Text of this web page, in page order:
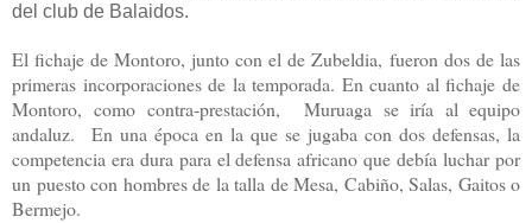
del club de Balaidos.
El fichaje de Montoro, junto con el de Zubeldia, fueron dos de las
primeras incorporaciones de la temporada. En cuanto al fichaje de
Montoro, como contra-prestación, Muruaga se iría al equipo
andaluz.
En una época en la que se jugaba con dos defensas, la
competencia era dura para el defensa africano que debía luchar por
un puesto con hombres de la talla de Mesa, Cabiño, Salas, Gaitos o
Bermejo.